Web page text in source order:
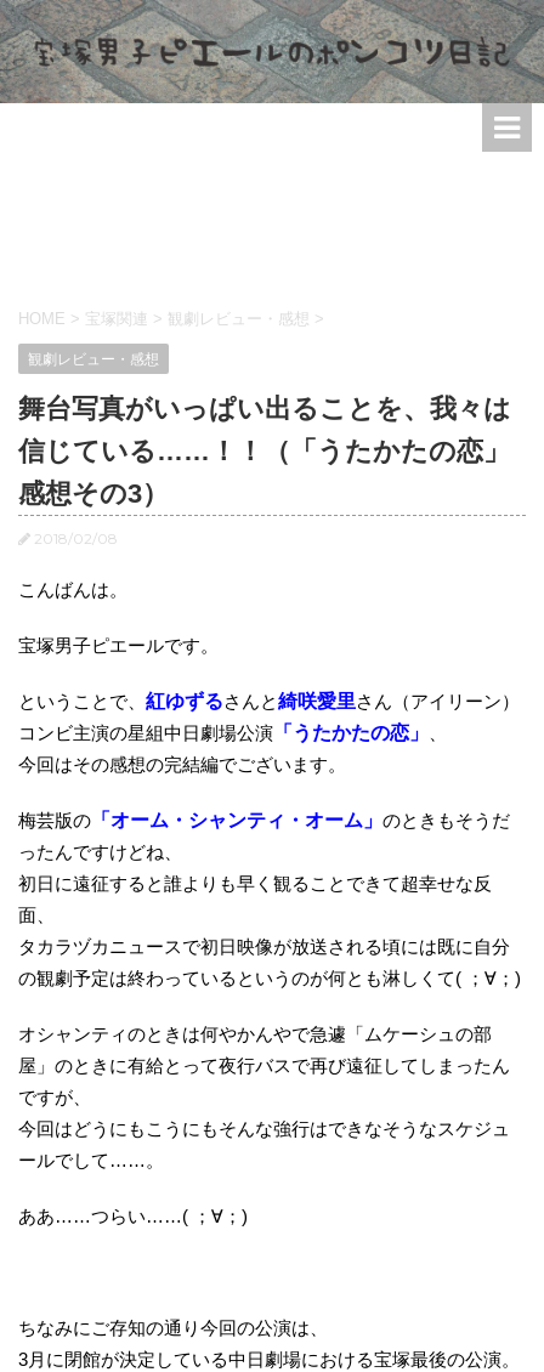
HOME > 宝塚関連 > 観劇レビュー・感想 >
観劇レビュー・感想
舞台写真がいっぱい出ることを、我々は
信じている……！！（「うたかたの恋」
感想その3）
2018/02/08
こんばんは。
宝塚男子ピエールです。
ということで、 紅ゆずるさんと綺咲愛里さん（アイリーン）
コンビ主演の星組中日劇場公演 「うたかたの恋」
今回はその感想の完結編でございます。
梅芸版の 「オーム・シャンティ・オーム」 のときもそうだ
ったんですけどね、
初日に遠征すると誰よりも早く観ることできて超幸せな反
面、
タカラヅカニュースで初日映像が放送される頃には既に自分
の観劇予定は終わっているというのが何とも淋しくて( ；∀；)
オシャンティのときは何やかんやで急遽「ムケーシュの部
屋」のときに有給とって夜行バスで再び遠征してしまったん
ですが、
今回はどうにもこうにもそんな強行はできなそうなスケジュ
ールでして……。
ああ……つらい……( ；∀；)
ちなみにご存知の通り今回の公演は、
3月に閉館が決定している中日劇場における宝塚最後の公演。